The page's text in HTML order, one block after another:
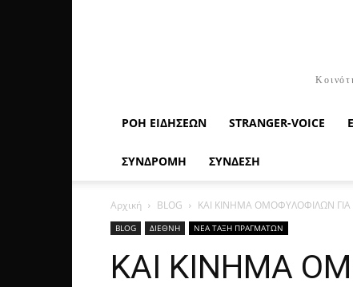
ΡΟΉ ΕΙΔΉΣΕΩΝ STRANGER-VOICE
ΣΥΝΔΡΟΜΗ ΣΥΝΔΕΣΗ
Αρχική BLOG ΚΑΙ ΚΙΝΗΜΑ ΟΜΟΦΥΛΟΦΙΛΩΝ
BLOG ΔΙΕΘΝΗ ΝΕΑ ΤΑΞΗ ΠΡΑΓΜΑΤΩΝ
ΚΑΙ ΚΙΝΗΜΑ